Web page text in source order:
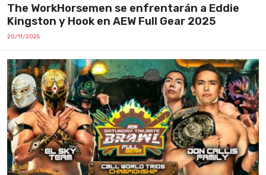
The WorkHorsemen se enfrentarán a Eddie
Kingston y Hook en AEW Full Gear 2025
20/11/2025